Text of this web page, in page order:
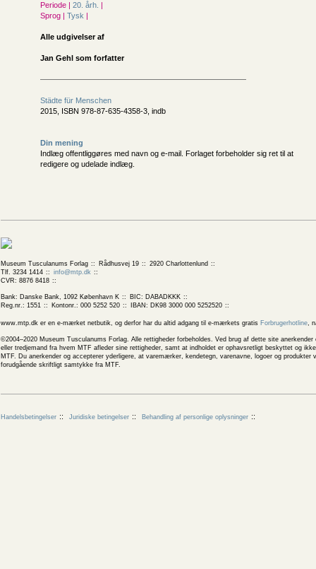
Periode | 20. årh. |
Sprog | Tysk |
Alle udgivelser af
Jan Gehl som forfatter
Städte für Menschen
2015, ISBN 978-87-635-4358-3, indb
Din mening
Indlæg offentliggøres med navn og e-mail. Forlaget forbeholder sig ret til at
redigere og udelade indlæg.
Museum Tusculanums Forlag Rådhusvej 19
2920 Charlottenlund
Tlf. 3234 1414
info@mtp.dk
CVR: 8876 8418
Bank: Danske Bank, 1092 København K
BIC: DABADKKK
Reg.nr.: 1551
Kontonr.: 000 5252 520 IBAN: DK98 3000 000 5252520
www.mtp.dk er en e-mærket netbutik, og derfor har du altid adgang til e-mærkets gratis Forbrugerhotline,
©2004–2020 Museum Tusculanums Forlag. Alle rettigheder forbeholdes. Ved brug af dette site
eller tredjemand fra hvem MTF afleder sine rettigheder, samt at indholdet er ophavsretligt beskyttet og
MTF. Du anerkender og accepterer yderligere, at varemærker, kendetegn, varenavne, logoer og
forudgående skriftligt samtykke fra MTF.
Handelsbetingelser Juridiske betingelser Behandling af personlige oplysninger